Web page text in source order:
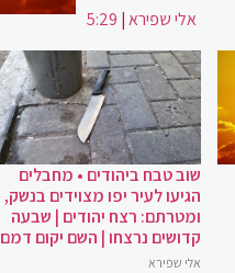
אלי שפירא|
5:29
שוב טבח ביהודים • מחבלים
הגיעו לעיר יפו מצוידים בנשק,
ומטרתם: רצח יהודים | שבעה
קדושים נרצחו | השם יקום דמם
אלי שפירא